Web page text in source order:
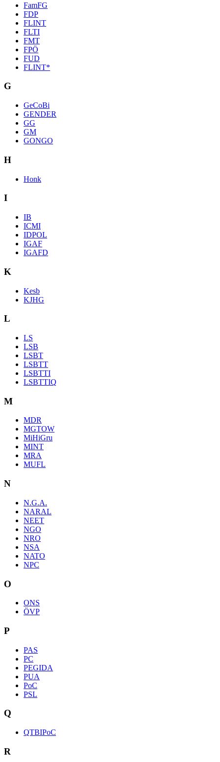
FamFG
FDP
FLINT
FLTI
FMT
FPÖ
FUD
FLINT*
G
GeCoBi
GENDER
GG
GM
GONGO
H
Honk
I
IB
ICMI
IDPOL
IGAF
IGAFD
K
Kesb
KJHG
L
LS
LSB
LSBT
LSBTT
LSBTTI
LSBTTIQ
M
MDR
MGTOW
MiHiGru
MINT
MRA
MUFL
N
N.G.A.
NARAL
NEET
NGO
NRO
NSA
NATO
NPC
O
ONS
ÖVP
P
PAS
PC
PEGIDA
PUA
PoC
PSL
Q
QTBIPoC
R